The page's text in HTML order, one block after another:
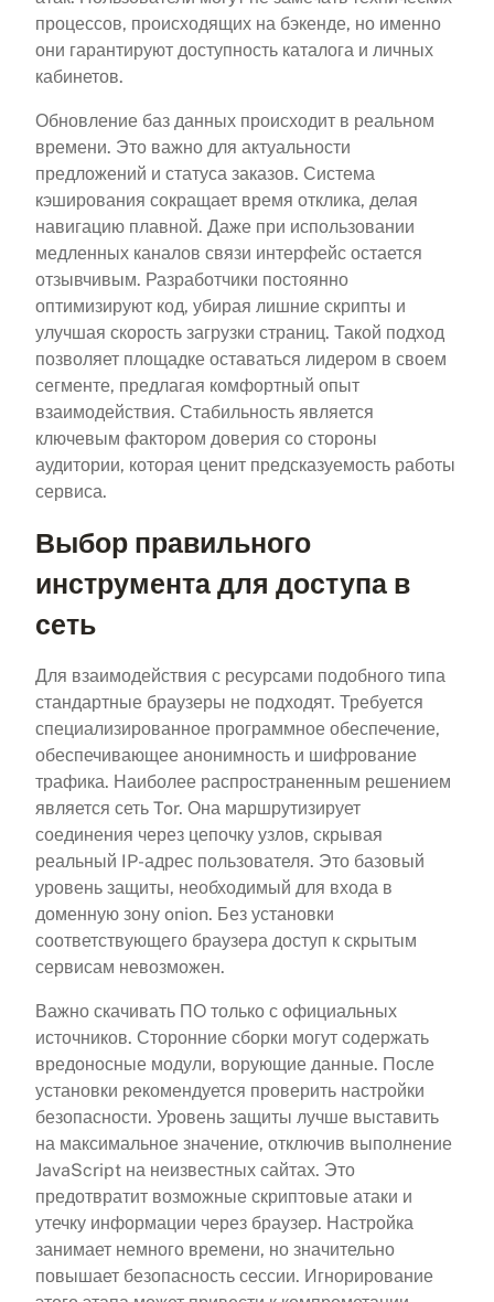
процессов, происходящих на бэкенде, но именно
они гарантируют доступность каталога и личных
кабинетов.
Обновление баз данных происходит в реальном
времени. Это важно для актуальности
предложений и статуса заказов. Система
кэширования сокращает время отклика, делая
навигацию плавной. Даже при использовании
медленных каналов связи интерфейс остается
отзывчивым. Разработчики постоянно
оптимизируют код, убирая лишние скрипты и
улучшая скорость загрузки страниц. Такой подход
позволяет площадке оставаться лидером в своем
сегменте, предлагая комфортный опыт
взаимодействия. Стабильность является
ключевым фактором доверия со стороны
аудитории, которая ценит предсказуемость работы
сервиса.
Выбор правильного
инструмента для доступа в
сеть
Для взаимодействия с ресурсами подобного типа
стандартные браузеры не подходят. Требуется
специализированное программное обеспечение,
обеспечивающее анонимность и шифрование
трафика. Наиболее распространенным решением
является сеть Tor. Она маршрутизирует
соединения через цепочку узлов, скрывая
реальный IP-адрес пользователя. Это базовый
уровень защиты, необходимый для входа в
доменную зону onion. Без установки
соответствующего браузера доступ к скрытым
сервисам невозможен.
Важно скачивать ПО только с официальных
источников. Сторонние сборки могут содержать
вредоносные модули, ворующие данные. После
установки рекомендуется проверить настройки
безопасности. Уровень защиты лучше выставить
на максимальное значение, отключив выполнение
JavaScript на неизвестных сайтах. Это
предотвратит возможные скриптовые атаки и
утечку информации через браузер. Настройка
занимает немного времени, но значительно
повышает безопасность сессии. Игнорирование